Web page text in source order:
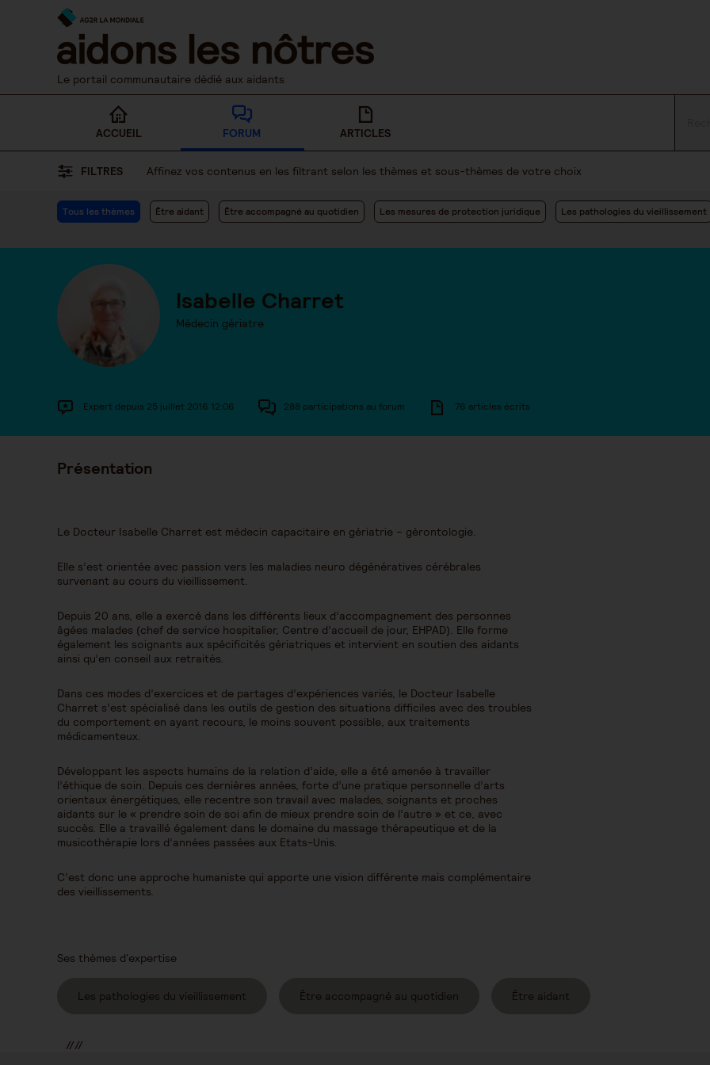
Le portail communautaire dédié aux aidants
ACCUEIL FORUM ARTICLES
FILTRES Affinez vos contenus en les filtrant selon les thèmes et sous-thèmes de votre choix
Tous les thèmes Être aidant Être accompagné au quotidien Les mesures de protection juridique Les pathologies du vieillissement
Isabelle Charret
Médecin gériatre
Expert depuis 25 juillet 2016 12:06 288 participations au forum 76 articles écrits
Présentation
Le Docteur Isabelle Charret est médecin capacitaire en gériatrie – gérontologie.
Elle s’est orientée avec passion vers les maladies neuro dégénératives cérébrales
survenant au cours du vieillissement.
Depuis 20 ans, elle a exercé dans les différents lieux d’accompagnement des personnes
âgées malades (chef de service hospitalier, Centre d’accueil de jour, EHPAD). Elle forme
également les soignants aux spécificités gériatriques et intervient en soutien des aidants
ainsi qu’en conseil aux retraités.
Dans ces modes d’exercices et de partages d’expériences variés, le Docteur Isabelle
Charret s’est spécialisé dans les outils de gestion des situations difficiles avec des troubles
du comportement en ayant recours, le moins souvent possible, aux traitements
médicamenteux.
Développant les aspects humains de la relation d’aide, elle a été amenée à travailler
l’éthique de soin. Depuis ces dernières années, forte d’une pratique personnelle d’arts
orientaux énergétiques, elle recentre son travail avec malades, soignants et proches
aidants sur le « prendre soin de soi afin de mieux prendre soin de l’autre » et ce, avec
succès. Elle a travaillé également dans le domaine du massage thérapeutique et de la
musicothérapie lors d’années passées aux Etats-Unis.
C’est donc une approche humaniste qui apporte une vision différente mais complémentaire
des vieillissements.
Ses thèmes d'expertise
Les pathologies du vieillissement Être accompagné au quotidien Être aidant
////